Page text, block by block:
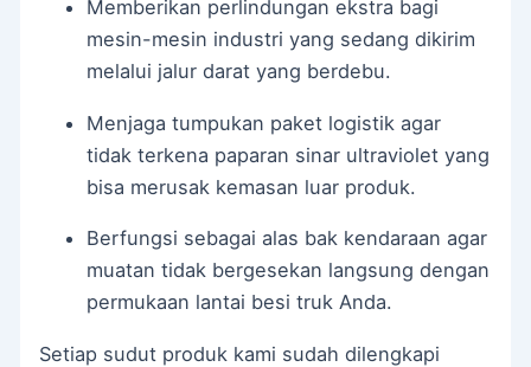
Memberikan perlindungan ekstra bagi
mesin-mesin industri yang sedang dikirim
melalui jalur darat yang berdebu.
Menjaga tumpukan paket logistik agar
tidak terkena paparan sinar ultraviolet yang
bisa merusak kemasan luar produk.
Berfungsi sebagai alas bak kendaraan agar
muatan tidak bergesekan langsung dengan
permukaan lantai besi truk Anda.
Setiap sudut produk kami sudah dilengkapi